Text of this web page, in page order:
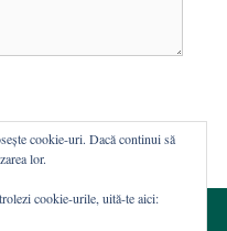
cookie-uri. Dacă continui să
lor.
cookie-urile, uită-te aici: